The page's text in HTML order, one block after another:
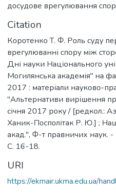
досудове врегулювання
Citation
Коротенко Т. Ф. Роль суду
врегулюванні спору між
Дні науки Національного
Могилянська академія" на
2017 : матеріали науково-
"Альтернативи вирішення
січня 2017 року / [редкол.:
Ханик-Посполітак Р. Ю.] ;
акад.", Ф-т правничих наук.
С. 16-18.
URI
https://ekmair.ukma.edu.ua/